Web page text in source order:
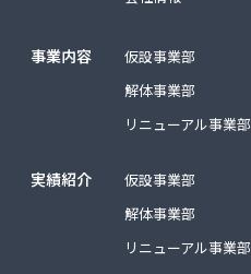
事業内容
仮設事業部
解体事業部
リニューアル事業部
実績紹介
仮設事業部
解体事業部
リニューアル事業部